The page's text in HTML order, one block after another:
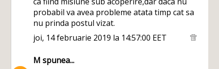
probabil va avea probleme atata timp cat sa
nu prinda postul vizat.
joi, 14 februarie 2019 la 14:57:00 EET
M spunea...